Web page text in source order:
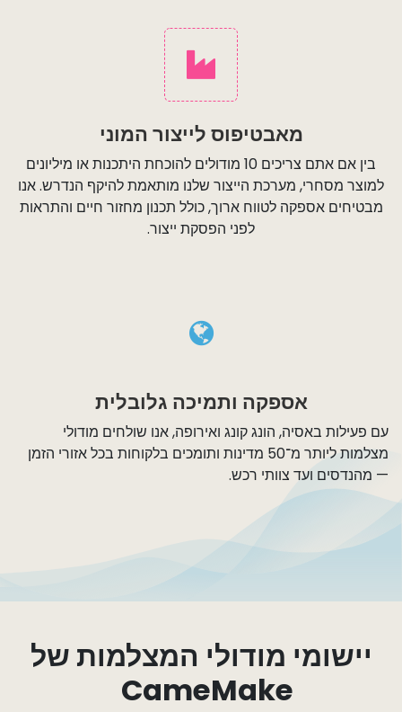
מאבטיפוס לייצור המוני
בין אם אתם צריכים 10 מודולים להוכחת היתכנות או מיליונים
למוצר מסחרי, מערכת הייצור שלנו מותאמת להיקף הנדרש. אנו
מבטיחים אספקה לטווח ארוך, כולל תכנון מחזור חיים והתראות
לפני הפסקת ייצור.
אספקה ותמיכה גלובלית
עם פעילות באסיה, הונג קונג ואירופה, אנו שולחים מודולי
מצלמות ליותר מ־50 מדינות ותומכים בלקוחות בכל אזורי הזמן
— מהנדסים ועד צוותי רכש.
יישומי מודולי המצלמות של
CameMake ​